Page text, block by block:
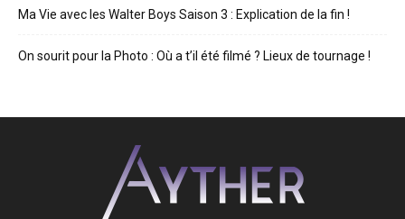
Ma Vie avec les Walter Boys Saison 3 : Explication de la fin !
On sourit pour la Photo : Où a t’il été filmé ? Lieux de tournage !